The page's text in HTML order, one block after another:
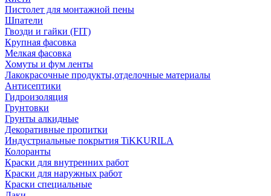
Пистолет для монтажной пены
Шпатели
Гвозди и гайки (FIT)
Крупная фасовка
Мелкая фасовка
Хомуты и фум ленты
Лакокрасочные продукты,отделочные материалы
Антисептики
Гидроизоляция
Грунтовки
Грунты алкидные
Декоративные пропитки
Индустриальные покрытия TiKKURILA
Колоранты
Краски для внутренних работ
Краски для наружных работ
Краски специальные